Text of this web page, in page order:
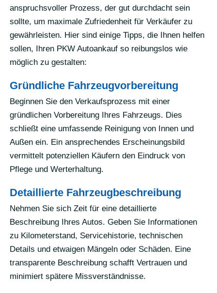
anspruchsvoller Prozess, der gut durchdacht sein
sollte, um maximale Zufriedenheit für Verkäufer zu
gewährleisten. Hier sind einige Tipps, die Ihnen helfen
sollen, Ihren PKW Autoankauf so reibungslos wie
möglich zu gestalten:
Gründliche Fahrzeugvorbereitung
Beginnen Sie den Verkaufsprozess mit einer
gründlichen Vorbereitung Ihres Fahrzeugs. Dies
schließt eine umfassende Reinigung von Innen und
Außen ein. Ein ansprechendes Erscheinungsbild
vermittelt potenziellen Käufern den Eindruck von
Pflege und Werterhaltung.
Detaillierte Fahrzeugbeschreibung
Nehmen Sie sich Zeit für eine detaillierte
Beschreibung Ihres Autos. Geben Sie Informationen
zu Kilometerstand, Servicehistorie, technischen
Details und etwaigen Mängeln oder Schäden. Eine
transparente Beschreibung schafft Vertrauen und
minimiert spätere Missverständnisse.